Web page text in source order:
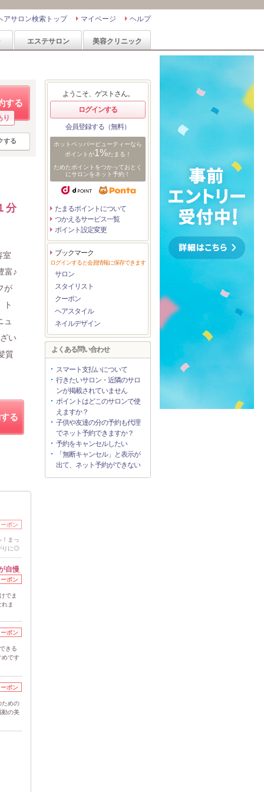
ヘルプ
マイページ
アサロン検索トップ
エステサロン 美容クリニック
する
り
する
分
室
富♪
が
ト
ュ
い
質
る
ポン
！まっ
りに◎
自慢
ポン
でま
ま
ポン
きる
めです
ポン
ための
動の美
ようこそ、ゲストさん。
ログインする
会員登録する（無料）
ホットペッパービューティーなら
ポイントが1%たまる！
ためたポイントをつかっておとく
にサロンをネット予約！
たまるポイントについて
つかえるサービス一覧
ポイント設定変更
ブックマーク
ログインすると会員情報に保存できます
サロン
スタイリスト
クーポン
ヘアスタイル
ネイルデザイン
よくある問い合わせ
スマート支払いについて
行きたいサロン・近隣のサロ
ンが掲載されていません
ポイントはどこのサロンで使
えますか？
子供や友達の分の予約も代理
でネット予約できますか？
予約をキャンセルしたい
「無断キャンセル」と表示が
出て、ネット予約ができない